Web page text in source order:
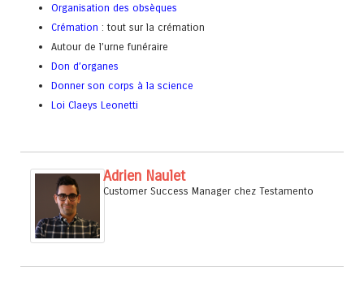
Organisation des obsèques
Crémation : tout sur la crémation
Autour de l’urne funéraire
Don d’organes
Donner son corps à la science
Loi Claeys Leonetti
Adrien Naulet
Customer Success Manager chez Testamento